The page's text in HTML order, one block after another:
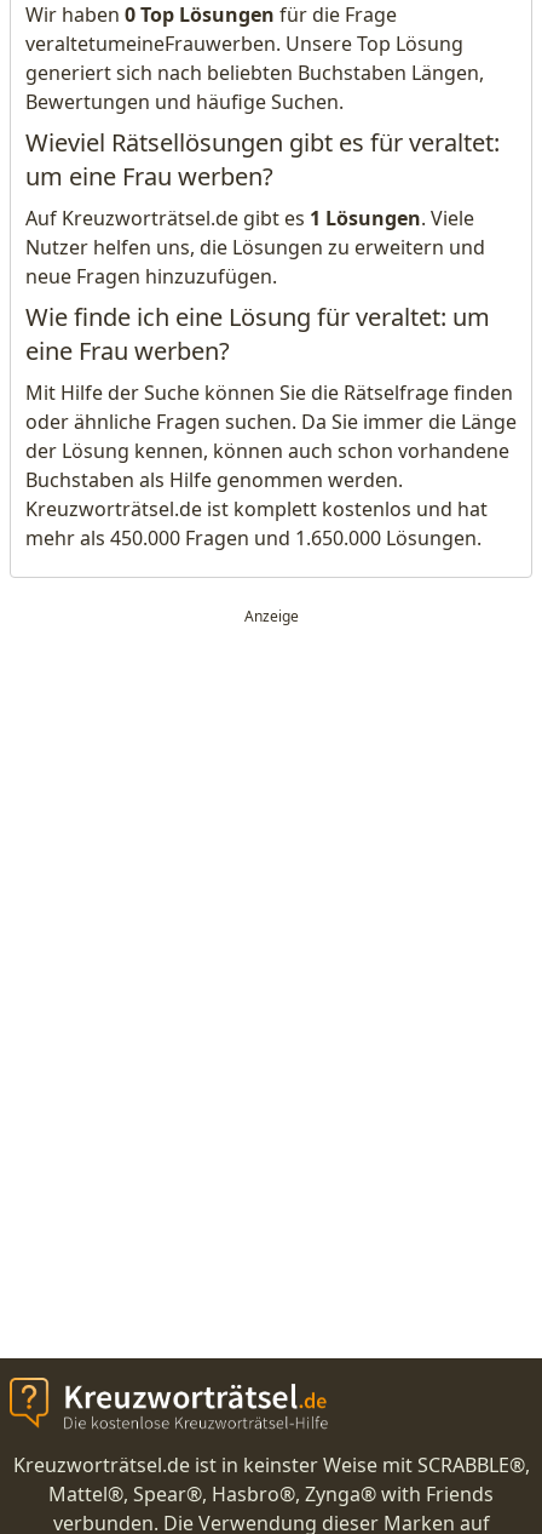
Wir haben 0 Top Lösungen für die Frage
veraltetumeineFrauwerben. Unsere Top Lösung
generiert sich nach beliebten Buchstaben Längen,
Bewertungen und häufige Suchen.
Wieviel Rätsellösungen gibt es für veraltet:
um eine Frau werben?
Auf Kreuzworträtsel.de gibt es 1 Lösungen. Viele
Nutzer helfen uns, die Lösungen zu erweitern und
neue Fragen hinzuzufügen.
Wie finde ich eine Lösung für veraltet: um
eine Frau werben?
Mit Hilfe der Suche können Sie die Rätselfrage finden
oder ähnliche Fragen suchen. Da Sie immer die Länge
der Lösung kennen, können auch schon vorhandene
Buchstaben als Hilfe genommen werden.
Kreuzworträtsel.de ist komplett kostenlos und hat
mehr als 450.000 Fragen und 1.650.000 Lösungen.
Kreuzworträtsel.de ist in keinster Weise mit SCRABBLE®,
Mattel®, Spear®, Hasbro®, Zynga® with Friends
verbunden. Die Verwendung dieser Marken auf